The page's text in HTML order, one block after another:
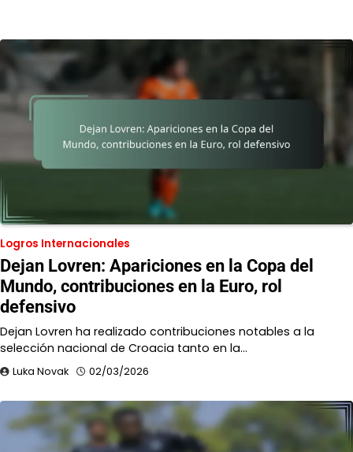
Logros Internacionales
Dejan Lovren: Apariciones en la Copa del
Mundo, contribuciones en la Euro, rol
defensivo
Dejan Lovren ha realizado contribuciones notables a la
selección nacional de Croacia tanto en la…
Luka Novak 02/03/2026